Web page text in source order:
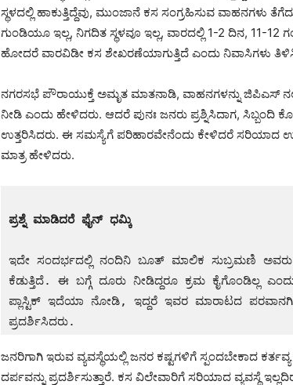
ಸ್ಥಳದಲ್ಲಿ ಹಾಕುತ್ತಿದ್ದೆವು, ಮುಂಜಾನೆ ಕಸ ಸಂಗ್ರಹಿಸುವ ವಾಹನಗಳು
ಗುಂಡಿಯೂ ಇಲ್ಲ, ನಿಗದಿತ ಸ್ಥಳವೂ ಇಲ್ಲ, ವಾರದಲ್ಲಿ 1-2 ದಿನ, 11-
ಹೋದರೆ ವಾರವಿಡೀ ಕಸ ಶೇಖರಣೆಯಾಗುತ್ತಿದೆ ಎಂದು ನಿವಾಸಿಗಳು
ನಗರಸಭೆ ಪೌರಾಯುಕ್ತೆ ಅಮೃತ ಮಾತನಾಡಿ, ವಾಹನಗಳನ್ನು ಜಿಪಿಎಸ್
ನೀಡಿ ಎಂದು ಹೇಳಿದರು. ಆದರೆ ಪುನಃ ಜನರು ಪ್ರಶ್ನಿಸಿದಾಗ,
ಉತ್ತರಿಸಿದರು. ಈ ಸಮಸ್ಯೆಗೆ ಪರಿಹಾರವೇನೆಂದು ಕೇಳಿದರೆ ಸರಿಯಾದ
ಮಾತ್ರ ಹೇಳಿದರು.
ಪ್ರಶ್ನೆ ಮಾಡಿದರೆ ಫೈನ್ ಧಮ್ಕಿ
ಇದೇ ಸಂದರ್ಭದಲ್ಲಿ ನಂದಿನಿ ಬೂತ್ ಮಾಲಿಕ ಸುಬ್ರಮಣಿ
ಕೆಡುತ್ತಿದೆ. ಈ ಬಗ್ಗೆ ದೂರು ನೀಡಿದ್ದರೂ ಕ್ರಮ ಕೈಗೊಂಡಿಲ್ಲ
ಪ್ಲಾಸ್ಟಿಕ್ ಇದೆಯಾ ನೋಡಿ, ಇದ್ದರೆ ಇವರ ಮಾರಾಟದ
ಪ್ರದರ್ಶಿಸಿದರು.
ಜನರಿಗಾಗಿ ಇರುವ ವ್ಯವಸ್ಥೆಯಲ್ಲಿ ಜನರ ಕಷ್ಟಗಳಿಗೆ ಸ್ಪಂದಬೇಕಾದ
ದರ್ಪವನ್ನು ಪ್ರದರ್ಶಿಸುತ್ತಾರೆ. ಕಸ ವಿಲೇವಾರಿಗೆ ಸರಿಯಾದ ವ್ಯವಸ್ಥೆ